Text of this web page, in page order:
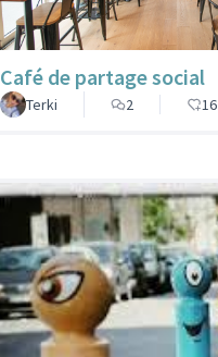
Café de partage social
Terki
2 16